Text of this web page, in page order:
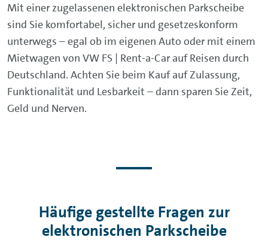
Mit einer zugelassenen elektronischen Parkscheibe
sind Sie komfortabel, sicher und gesetzeskonform
unterwegs – egal ob im eigenen Auto oder mit einem
Mietwagen von VW FS | Rent-a-Car auf Reisen durch
Deutschland. Achten Sie beim Kauf auf Zulassung,
Funktionalität und Lesbarkeit – dann sparen Sie Zeit,
Geld und Nerven.
Häufige gestellte Fragen zur
elektronischen Parkscheibe